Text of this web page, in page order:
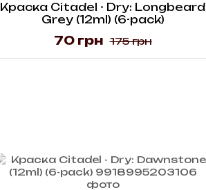
Краска Citadel - Dry: Longbeard
Grey (12ml) (6-pack)
175 грн
70 грн